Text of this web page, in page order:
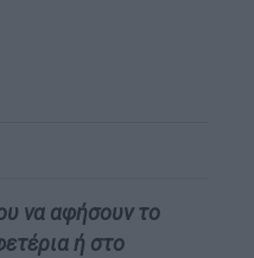
να αφήσουν το
ή στο